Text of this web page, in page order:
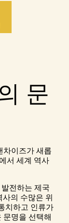
문
차이즈가 새롭
서 세계 역사
전하는 제국
의 수많은 위
치하고 인류가
문명을 선택해